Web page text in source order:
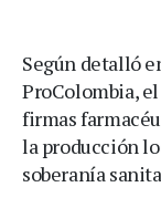
Según detalló
ProColombia,
firmas
la producción
soberanía